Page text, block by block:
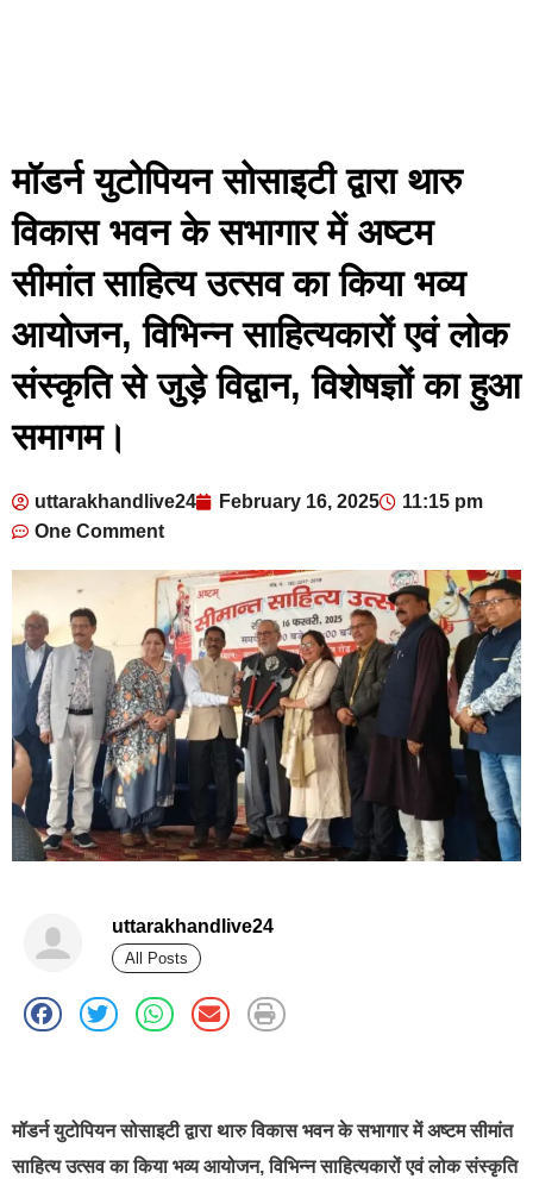
मॉडर्न युटोपियन सोसाइटी द्वारा थारु
विकास भवन के सभागार में अष्टम
सीमांत साहित्य उत्सव का किया भव्य
आयोजन, विभिन्न साहित्यकारों एवं लोक
संस्कृति से जुड़े विद्वान, विशेषज्ञों का हुआ
समागम।
uttarakhandlive24 February 16, 2025
11:15 pm
One Comment
uttarakhandlive24
All Posts
मॉडर्न युटोपियन सोसाइटी द्वारा थारु विकास भवन के सभागार में अष्टम सीमांत
साहित्य उत्सव का किया भव्य आयोजन, विभिन्न साहित्यकारों एवं लोक संस्कृति